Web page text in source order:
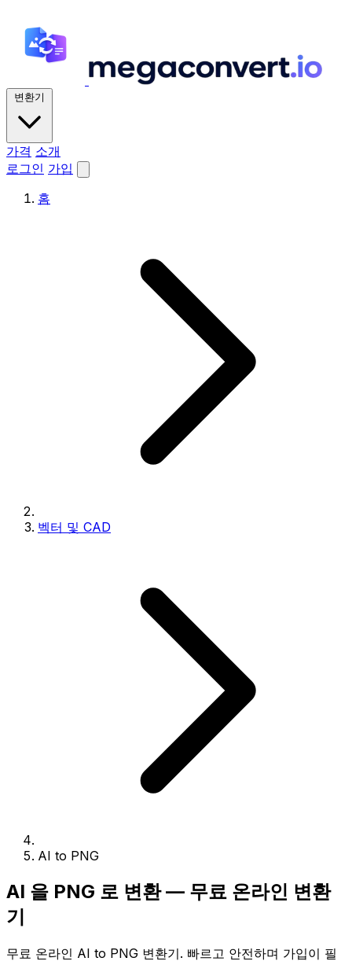
변환기
가격 소개
로그인 가입
홈
벡터 및 CAD
AI to PNG
AI 을 PNG 로 변환 — 무료 온라인 변환
기
무료 온라인 AI to PNG 변환기. 빠르고 안전하며 가입이 필